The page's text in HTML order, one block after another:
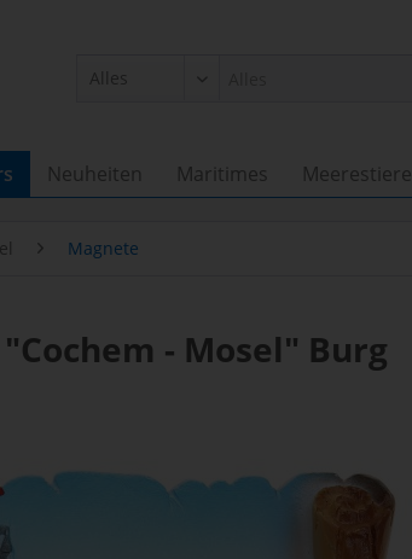
Neuheiten Maritimes Meerestiere
Magnete
- Mosel" Burg